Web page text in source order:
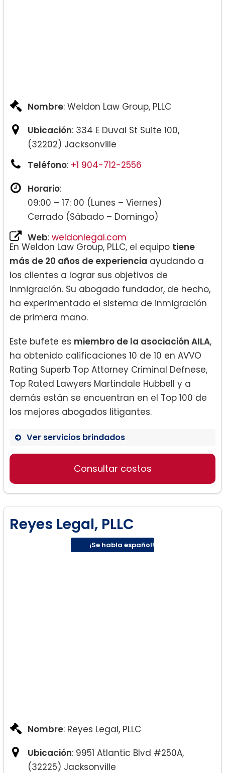
Ciudadanía y Naturalización:
Nombre: Weldon Law Group, PLLC
Ubicación: 334 E Duval St Suite 100,
(32202) Jacksonville
Teléfono: +1 904-712-2556
Horario:
09:00 – 17: 00 (Lunes – Viernes)
Cerrado (Sábado – Domingo)
Web: weldonlegal.com
En Weldon Law Group, PLLC, el equipo tiene
más de 20 años de experiencia ayudando a
los clientes a lograr sus objetivos de
inmigración. Su abogado fundador, de hecho,
ha experimentado el sistema de inmigración
de primera mano.
Este bufete es miembro de la asociación AILA,
ha obtenido calificaciones 10 de 10 en AVVO
Rating Superb Top Attorney Criminal Defnese,
Top Rated Lawyers Martindale Hubbell y a
demás están se encuentran en el Top 100 de
los mejores abogados litigantes.
Ver servicios brindados
Inmigración:
Defensa Penal:
Consultar costos
Reyes Legal, PLLC
¡Se habla español!
Nombre: Reyes Legal, PLLC
Ubicación: 9951 Atlantic Blvd #250A,
(32225) Jacksonville